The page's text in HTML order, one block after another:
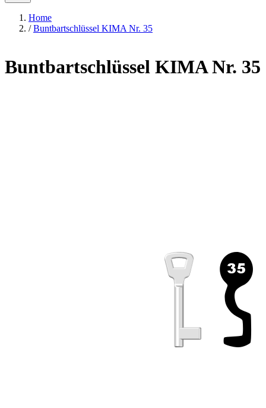
Home
/ Buntbartschlüssel KIMA Nr. 35
Buntbartschlüssel KIMA Nr. 35